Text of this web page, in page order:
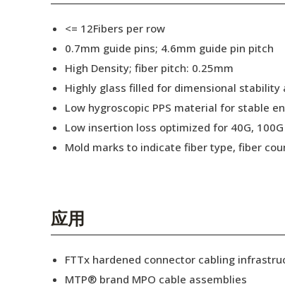
应用工程指导书 (AENs)
工作机会
活动信息
<= 12Fibers per row
0.7mm guide pins; 4.6mm guide pin pitch
High Density; fiber pitch: 0.25mm
Highly glass filled for dimensional
Low hygroscopic PPS material for stable
Low insertion loss optimized for 40G,
Mold marks to indicate fiber type, fiber
应用
FTTx hardened connector cabling
MTP® brand MPO cable assemblies